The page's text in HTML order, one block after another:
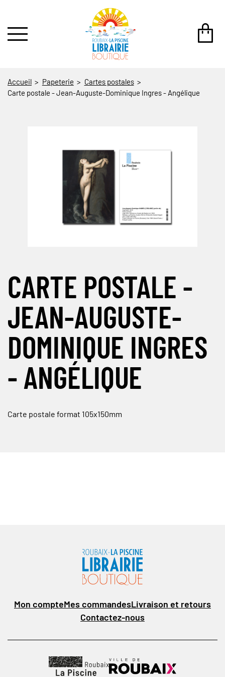
Accueil Papeterie
Cartes postales
Carte postale - Jean-Auguste-Dominique Ingres - Angélique
CARTE POSTALE -
JEAN-AUGUSTE-
DOMINIQUE INGRES
- ANGÉLIQUE
Carte postale format 105x150mm
Mon compteMes commandesLivraison et retours
Contactez-nous